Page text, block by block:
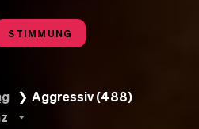
STIMMUNG
Aggressiv (488)